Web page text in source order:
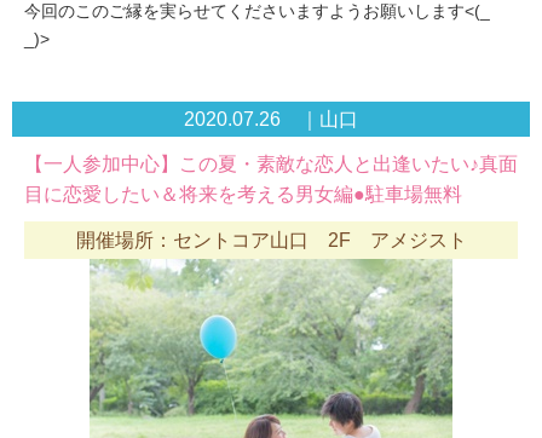
今回のこのご縁を実らせてくださいますようお願いします<(_
_)>
2020.07.26 ｜山口
【一人参加中心】この夏・素敵な恋人と出逢いたい♪真面
目に恋愛したい＆将来を考える男女編●駐車場無料
開催場所：セントコア山口 2F アメジスト